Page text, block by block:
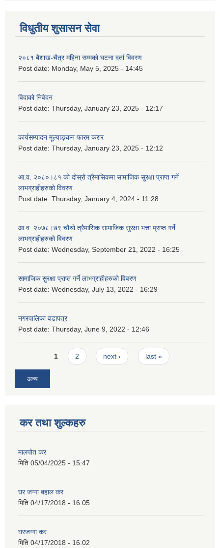
विधुतीय शुसासन सेवा
२०८१ बैशाख-चैत्र महिना सम्मको घटना दर्ता विवरण
Post date: Monday, May 5, 2025 - 14:45
विदाको निवेदन
Post date: Thursday, January 23, 2025 - 12:17
कार्यसम्पादन मूल्याङ्कन फारम करार
Post date: Thursday, January 23, 2025 - 12:12
आ.व. २०८०।८१ को दोस्रो त्रैमासिकमा सामाजिक सुरक्षा प्राप्त गर्ने
लाभग्राहीहरुको विवरण
Post date: Thursday, January 4, 2024 - 11:28
आ.व. २०७८।७९ चौथो त्रैमासिक सामाजिक सुरक्षा भत्ता प्राप्त गर्ने
लाभग्राहीहरुको विवरण
Post date: Wednesday, September 21, 2022 - 16:25
सामाजिक सुरक्षा प्राप्त गर्ने लाभग्राहीहरुको विवरण
Post date: Wednesday, July 13, 2022 - 16:29
नगरपालिका वडापत्र
Post date: Thursday, June 9, 2022 - 12:46
Pages1 2 next › last »
अन्य
कर तथा शुल्कहरु
मालपोत कर
मिति 05/04/2025 - 15:47
घर जग्गा बहाल कर
मिति 04/17/2018 - 16:05
घरजग्गा कर
मिति 04/17/2018 - 16:02